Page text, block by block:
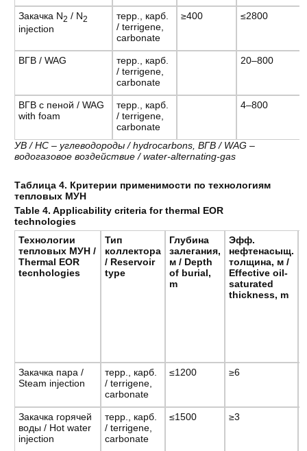
Закачка N2 / N2
injection
терр., карб.
/ terrigene,
carbonate
≥400 ≤2800
ВГВ / WAG
терр., карб.
/ terrigene,
carbonate
20–800
ВГВ с пеной / WAG
with foam
терр., карб.
/ terrigene,
carbonate
4–800
УВ / HC – углеводороды / hydrocarbons, ВГВ / WAG –
водогазовое воздействие / water-alternating-gas
Таблица 4. Критерии применимости по технологиям
тепловых МУН
Table 4. Applicability criteria for thermal EOR
technologies
Технологии
тепловых МУН /
Thermal EOR
tecnhologies
Тип
коллектора
/ Reservoir
type
Глубина
залегания,
м / Depth
of burial,
m
Эфф.
нефтенасыщ.
толщина, м /
Effective oil-
saturated
thickness, m
Закачка пара /
Steam injection
терр., карб.
/ terrigene,
carbonate
≤1200 ≥6
Закачка горячей
воды / Hot water
injection
терр., карб.
/ terrigene,
carbonate
≤1500 ≥3